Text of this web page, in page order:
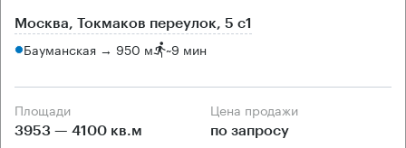
Москва, Токмаков переулок, 5 с1
Бауманская → 950 м ~9 мин
Площади
3953 — 4100 кв.м
Цена продажи
по запросу